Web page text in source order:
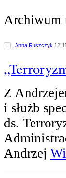
Archiwum
Anna Ruszczyk
Z
i służb
ds.
Andrzej